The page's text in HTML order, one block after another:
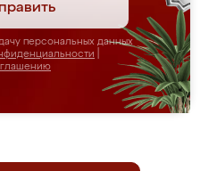
персональных данных